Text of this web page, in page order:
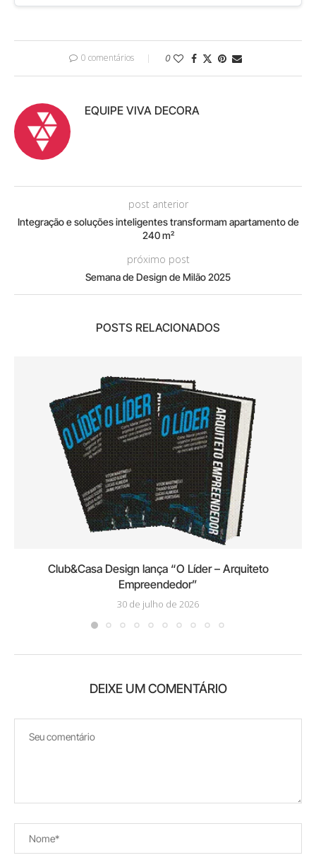
0 comentários 0
EQUIPE VIVA DECORA
post anterior
Integração e soluções inteligentes transformam apartamento de
240 m²
próximo post
Semana de Design de Milão 2025
POSTS RELACIONADOS
Club&Casa Design lança “O Líder – Arquiteto
Empreendedor”
30 de julho de 2026
DEIXE UM COMENTÁRIO